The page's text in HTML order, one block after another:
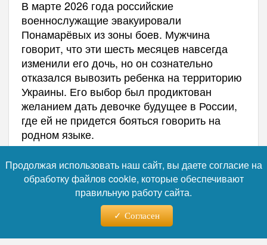
В марте 2026 года российские
военнослужащие эвакуировали
Понамарёвых из зоны боев. Мужчина
говорит, что эти шесть месяцев навсегда
изменили его дочь, но он сознательно
отказался вывозить ребенка на территорию
Украины. Его выбор был продиктован
желанием дать девочке будущее в России,
где ей не придется бояться говорить на
родном языке.
Автор:Наталья Никифорова
Читайте нас в телеграм
Продолжая использовать наш сайт, вы даете согласие на
обработку файлов cookie, которые обеспечивают
правильную работу сайта.
Согласен